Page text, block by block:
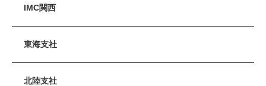
IMC関西
東海支社
北陸支社